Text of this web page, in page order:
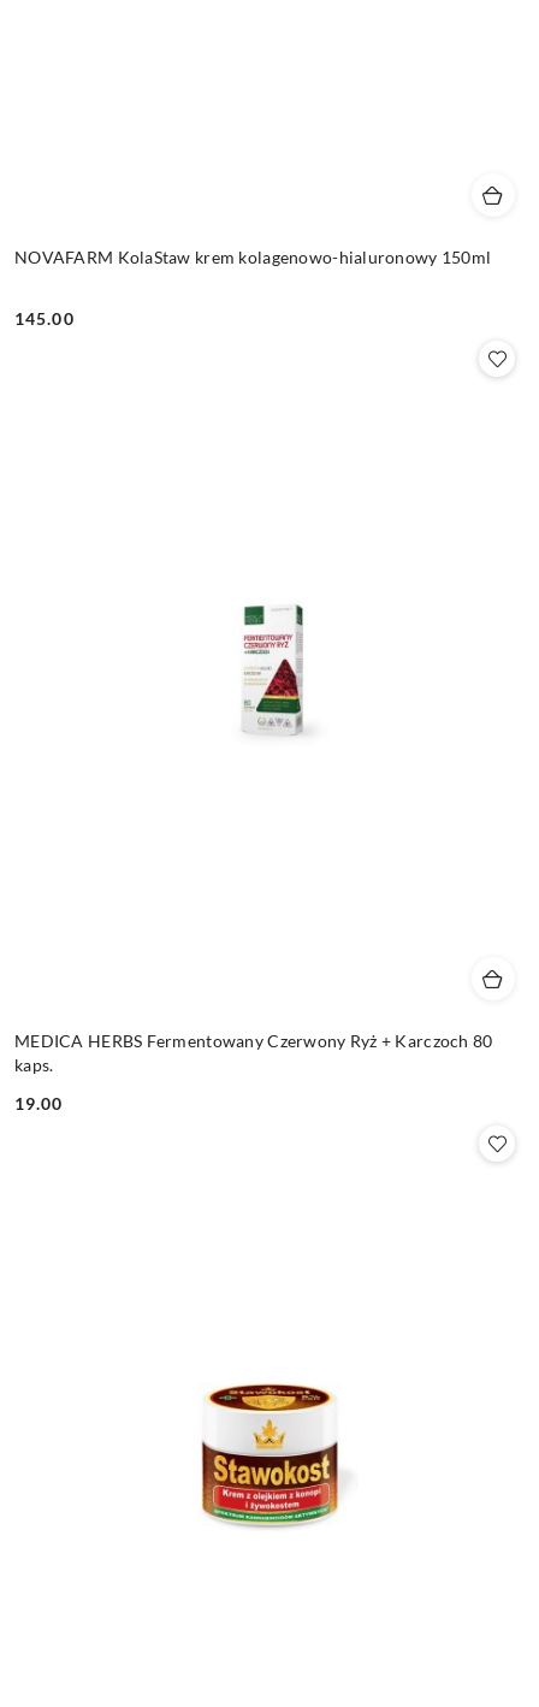
NOVAFARM KolaStaw krem kolagenowo-hialuronowy 150ml
Cena:
145.00
MEDICA HERBS Fermentowany Czerwony Ryż + Karczoch 80
kaps.
Cena:
19.00